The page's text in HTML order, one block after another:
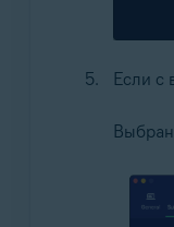
Если с